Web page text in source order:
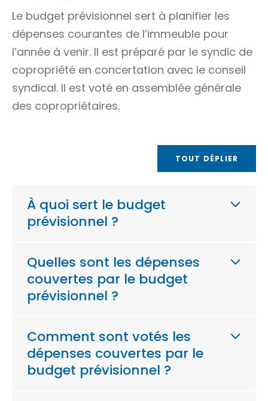
Le budget prévisionnel sert à planifier les
dépenses courantes de l’immeuble pour
l’année à venir. Il est préparé par le syndic de
copropriété en concertation avec le conseil
syndical. Il est voté en assemblée générale
des copropriétaires.
TOUT DÉPLIER
À quoi sert le budget
prévisionnel ?
Quelles sont les dépenses
couvertes par le budget
prévisionnel ?
Comment sont votés les
dépenses couvertes par le
budget prévisionnel ?